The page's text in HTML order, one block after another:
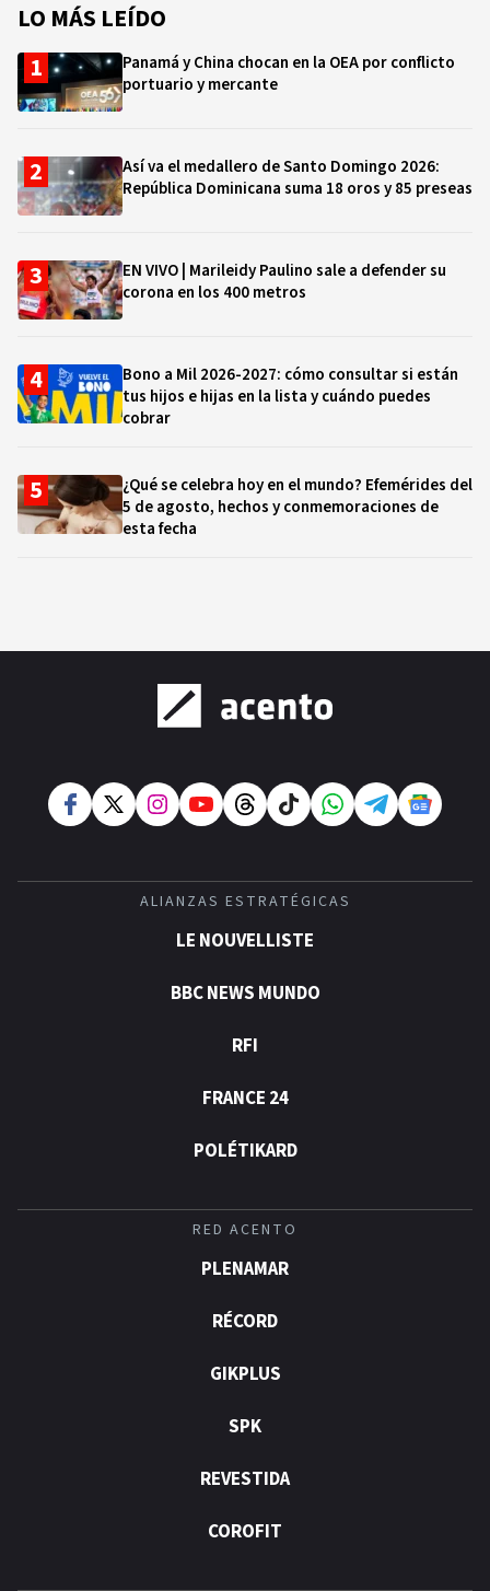
LO MÁS LEÍDO
Panamá y China chocan en la OEA por conflicto
portuario y mercante
Así va el medallero de Santo Domingo 2026:
República Dominicana suma 18 oros y 85 preseas
EN VIVO | Marileidy Paulino sale a defender su
corona en los 400 metros
Bono a Mil 2026-2027: cómo consultar si están
tus hijos e hijas en la lista y cuándo puedes
cobrar
¿Qué se celebra hoy en el mundo? Efemérides del
5 de agosto, hechos y conmemoraciones de
esta fecha
ALIANZAS ESTRATÉGICAS
LE NOUVELLISTE
BBC NEWS MUNDO
RFI
FRANCE 24
POLÉTIKARD
RED ACENTO
PLENAMAR
RÉCORD
GIKPLUS
SPK
REVESTIDA
COROFIT